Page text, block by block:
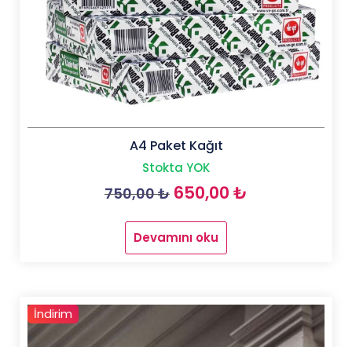
A4 Paket Kağıt
Stokta YOK
750,00₺ Orijinal
fiyat:
750,00 ₺.
650,00 ₺
Devamını oku
İndirim